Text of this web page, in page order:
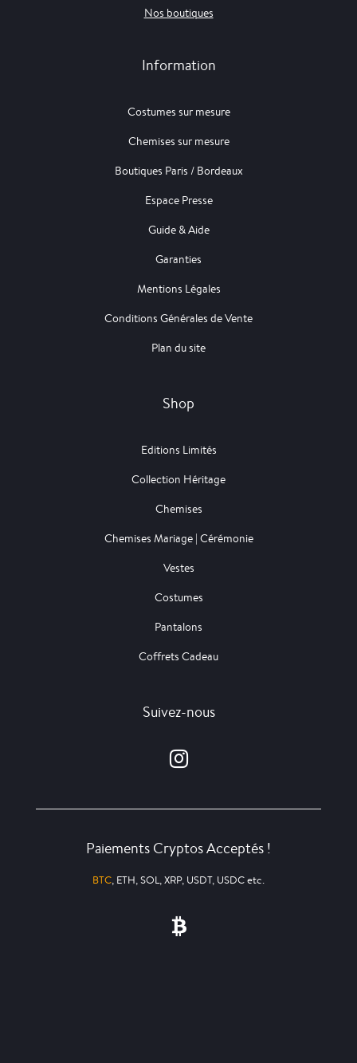
Nos boutiques
Information
Costumes sur mesure
Chemises sur mesure
Boutiques Paris / Bordeaux
Espace Presse
Guide & Aide
Garanties
Mentions Légales
Conditions Générales de Vente
Plan du site
Shop
Editions Limités
Collection Héritage
Chemises
Chemises Mariage | Cérémonie
Vestes
Costumes
Pantalons
Coffrets Cadeau
Suivez-nous
Paiements Cryptos Acceptés !
BTC, ETH, SOL, XRP, USDT, USDC etc.